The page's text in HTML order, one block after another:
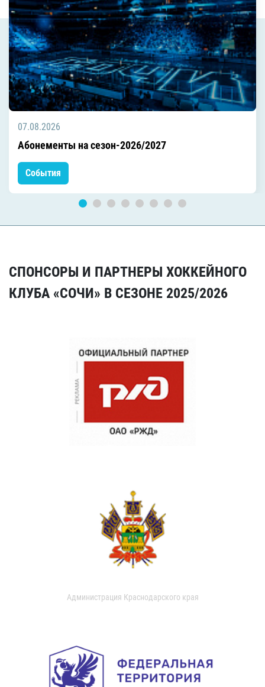
07.08.2026
Абонементы на сезон-2026/2027
События
СПОНСОРЫ И ПАРТНЕРЫ ХОККЕЙНОГО
КЛУБА «СОЧИ» В СЕЗОНЕ 2025/2026
Администрация Краснодарского края